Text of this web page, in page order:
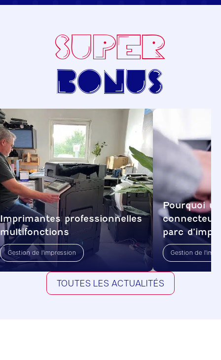
SUPER
bonus
Imprimantes professionnelles
multifonctions
Gestion de l'impression
Pourquoi
parc
Gestion de
TOUTES LES ACTUALITÉS